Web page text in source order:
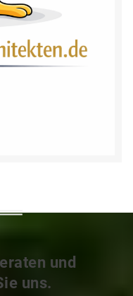
und
uns.